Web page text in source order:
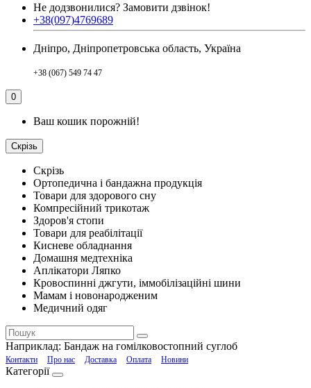
Не додзвонилися? Замовити дзвінок!
+38(097)4769689
Дніпро, Дніпропетровська область, Україна
+38 (067) 549 74 47
0
Ваш кошик порожній!
Скрізь
Скрізь
Ортопедична і бандажна продукція
Товари для здорового сну
Компресійний трикотаж
Здоров'я стопи
Товари для реабілітації
Кисневе обладнання
Домашня медтехніка
Аплікатори Ляпко
Кровоспинні джгути, іммобілізаційні шини
Мамам і новонародженим
Медичний одяг
Наприклад: Бандаж на гомілковостопний суглоб
Контакти Про нас Доставка Оплата Новини
Категорії